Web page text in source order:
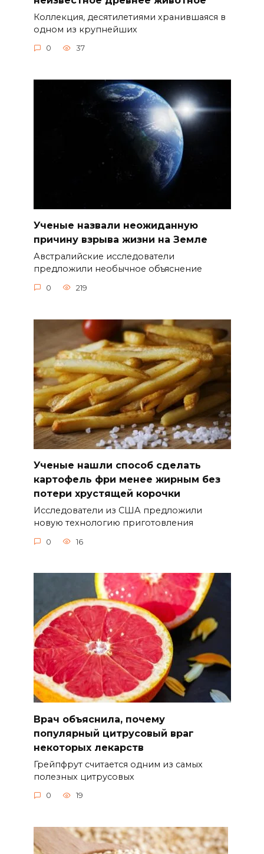
Коллекция, десятилетиями хранившаяся в
одном из крупнейших
0 37
Ученые назвали неожиданную
причину взрыва жизни на Земле
Австралийские исследователи
предложили необычное объяснение
0 219
Ученые нашли способ сделать
картофель фри менее жирным без
потери хрустящей корочки
Исследователи из США предложили
новую технологию приготовления
0 16
Врач объяснила, почему
популярный цитрусовый враг
некоторых лекарств
Грейпфрут считается одним из самых
полезных цитрусовых
0 19